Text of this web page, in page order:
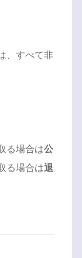
、すべて非
る場合は公
る場合は退